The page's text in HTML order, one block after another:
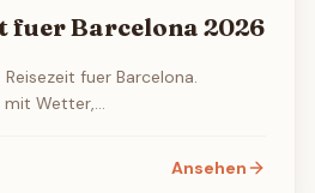
fuer Barcelona 2026
fuer Barcelona.
mit Wetter,
Ansehen